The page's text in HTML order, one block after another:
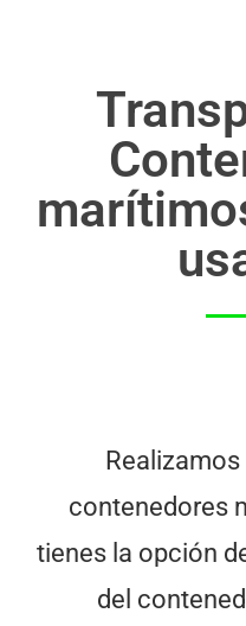
contenedores
tienes la opción
del